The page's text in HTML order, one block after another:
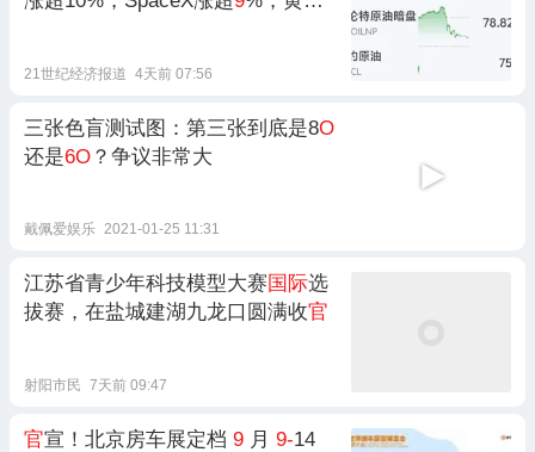
21世纪经济报道 4天前 07:56
三张色盲测试图：第三张到底是8O
还是6O ？争议非常大
戴佩爱娱乐 2021-01-25 11:31
江苏省青少年科技模型大赛 国际选
拔赛，在盐城建湖九龙口圆满收官
射阳市民 7天前 09:47
官宣！北京房车展定档 9 月 9-14